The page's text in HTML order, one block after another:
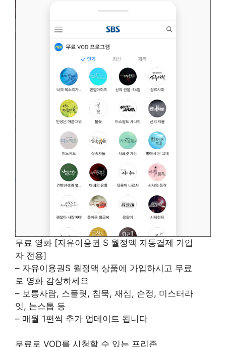
무료 영화 [자유이용권 S 월정액 자동결제 가입
자 전용]
– 자유이용권S 월정액 상품에 가입하시고 무료
로 영화 감상하세요
– 보통사람, 스플릿, 침묵, 재심, 순정, 미스터라
잇, 논스톱 등
– 매월 1편씩 추가 업데이트 됩니다
무료로 VOD를 시청할 수 있는 프리존